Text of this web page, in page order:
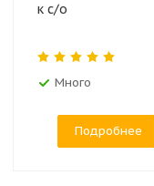
к с/о
Много
Подробнее